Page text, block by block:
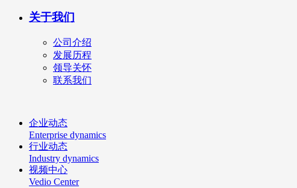
关于我们
公司介绍
发展历程
领导关怀
联系我们
企业动态
Enterprise dynamics
行业动态
Industry dynamics
视频中心
Vedio Center